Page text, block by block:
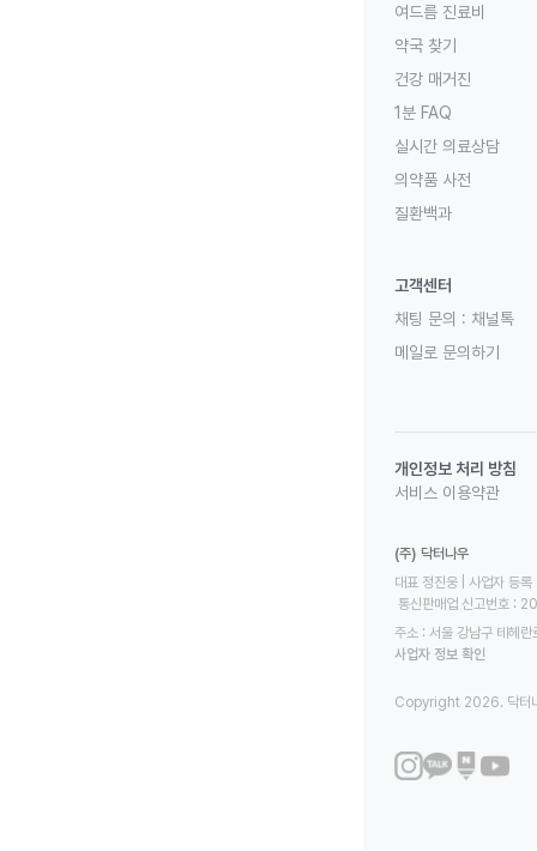
여드름 진료비
약국 찾기
건강 매거진
1분 FAQ
실시간 의료상담
의약품 사전
질환백과
고객센터
채팅 문의 : 채널톡
메일로 문의하기
개인정보 처리 방침
서비스 이용약관
(주) 닥터나우
대표 정진웅 | 사업자
통신판매업 신고번호
주소 : 서울 강남구 테헤
사업자 정보 확인
Copyright 2026. 닥터